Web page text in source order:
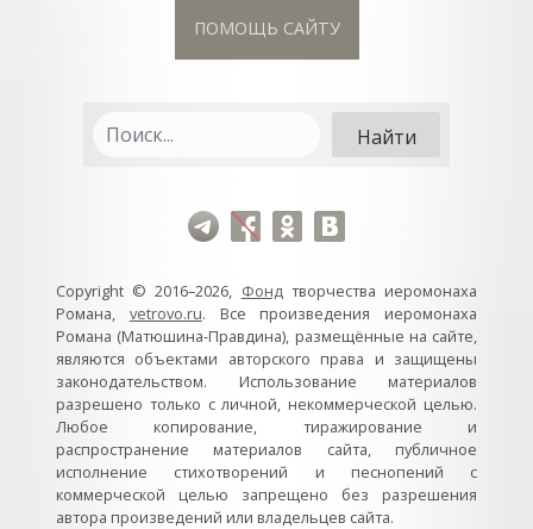
ПОМОЩЬ САЙТУ
Copyright © 2016–2026, Фонд творчества иеромонаха
Романа, vetrovo.ru. Все произведения иеромонаха
Романа (Матюшина-Правдина), размещённые на сайте,
являются объектами авторского права и защищены
законодательством. Использование материалов
разрешено только с личной, некоммерческой целью.
Любое копирование, тиражирование и
распространение материалов сайта, публичное
исполнение стихотворений и песнопений с
коммерческой целью запрещено без разрешения
автора произведений или владельцев сайта.